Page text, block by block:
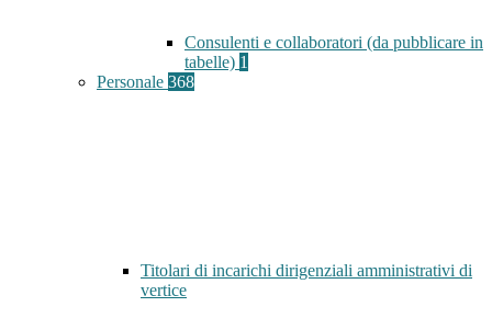
Consulenti e collaboratori (da pubblicare in
tabelle) 1
Personale 368
Titolari di incarichi dirigenziali amministrativi di
vertice